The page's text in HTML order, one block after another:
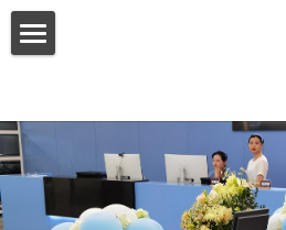
关于我们
产品介绍